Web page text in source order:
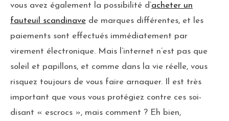
vous avez également la possibilité d’acheter un
fauteuil scandinave de marques différentes, et les
paiements sont effectués immédiatement par
virement électronique. Mais l’internet n’est pas que
soleil et papillons, et comme dans la vie réelle, vous
risquez toujours de vous faire arnaquer. Il est très
important que vous vous protégiez contre ces soi-
disant « escrocs », mais comment ? Eh bien,